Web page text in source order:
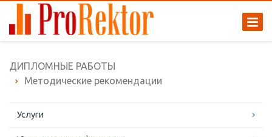
ДИПЛОМНЫЕ РАБОТЫ
Методические рекомендации
Услуги